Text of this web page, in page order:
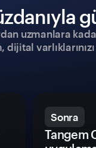
uzmanlara
Sonra
Tangem